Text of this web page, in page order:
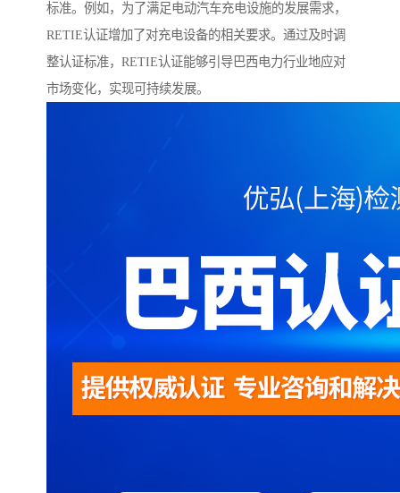
标准。例如，为了满足电动汽车充电设施的发展需求，
RETIE认证增加了对充电设备的相关要求。通过及时调
整认证标准，RETIE认证能够引导巴西电力行业地应对
市场变化，实现可持续发展。